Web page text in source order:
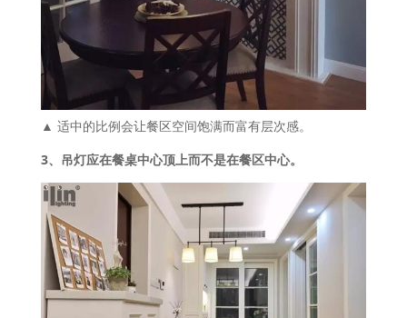
▲ 适中的比例会让餐区空间饱满而富有层次感。
3、吊灯应在餐桌中心顶上而不是在餐区中心。